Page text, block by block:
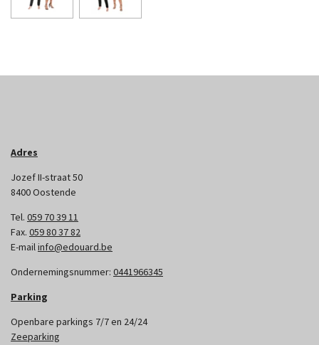
Adres
Jozef II-straat 50
8400 Oostende
Tel. 059 70 39 11
Fax. 059 80 37 82
E-mailinfo@edouard.be
Ondernemingsnummer: 0441966345
Parking
Openbare parkings 7/7 en 24/24
Zeeparking